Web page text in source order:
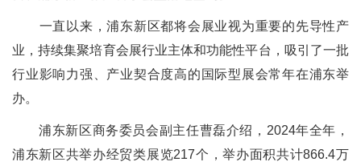
一直以来，浦东新区都将会展业视为重要的先导性产
业，持续集聚培育会展行业主体和功能性平台，吸引了一批
行业影响力强、产业契合度高的国际型展会常年在浦东举
办。
浦东新区商务委员会副主任曹磊介绍，2024年全年，
浦东新区共举办经贸类展览217个，举办面积共计866.4万